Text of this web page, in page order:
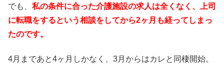
でも、 私の条件に合った介護施設の求人は全くなく、上司
に転職をするという相談をしてから2ヶ月も経ってしまっ
たのです。
4月まであと4ヶ月しかなく、3月からはカレと同棲開始。